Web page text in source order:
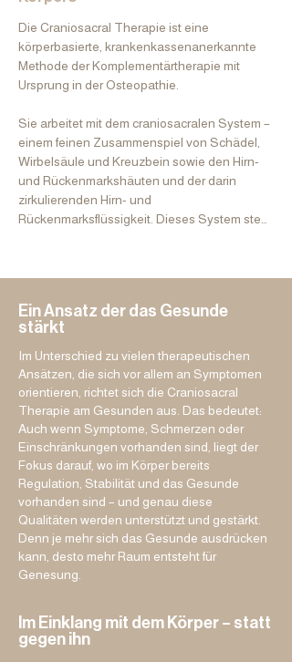
Die Craniosacral Therapie ist eine
körperbasierte, krankenkassenanerkannte
Methode der Komplementärtherapie mit
Ursprung in der Osteopathie.
Sie arbeitet mit dem craniosacralen System –
einem feinen Zusammenspiel von Schädel,
Wirbelsäule und Kreuzbein sowie den Hirn-
und Rückenmarkshäuten und der darin
zirkulierenden Hirn- und
Rückenmarksflüssigkeit. Dieses System steht
Grundlage für unsere Gesundheit.
Über sanfte und ruhende Berührungen wird
ein Zugang zu den feinen, rhythmischen
Bewegungen des cranialen Systems möglich
– ein Ausdruck der innewohnenden
Intelligenz, die ständig bestrebt ist, das innere
Gleichgewicht zu erhalten.
Die Berührungen sind nicht darauf
ausgerichtet, Druck auszuüben, zu
manipulieren oder etwas zu "machen".
Sie kreieren Bedingungen, Bedingungen in
denen Co-Regulation möglich wird.
Und genau aus dieser Co-Regulation kann
etwas entstehen, dass zentral für unsere
Nicht als Gedanke, sondern als körperlich
erfahrbarer Zustand.
Ein Ansatz der das Gesunde
stärkt
Im Unterschied zu vielen therapeutischen
Ansätzen, die sich vor allem an Symptomen
orientieren, richtet sich die Craniosacral
Therapie am Gesunden aus. Das bedeutet:
Auch wenn Symptome, Schmerzen oder
Einschränkungen vorhanden sind, liegt der
Fokus darauf, wo im Körper bereits
Regulation, Stabilität und das Gesunde
vorhanden sind – und genau diese
Qualitäten werden unterstützt und gestärkt.
Denn je mehr sich das Gesunde ausdrücken
kann, desto mehr Raum entsteht für
Genesung.
Im Einklang mit dem Körper – statt
gegen ihn